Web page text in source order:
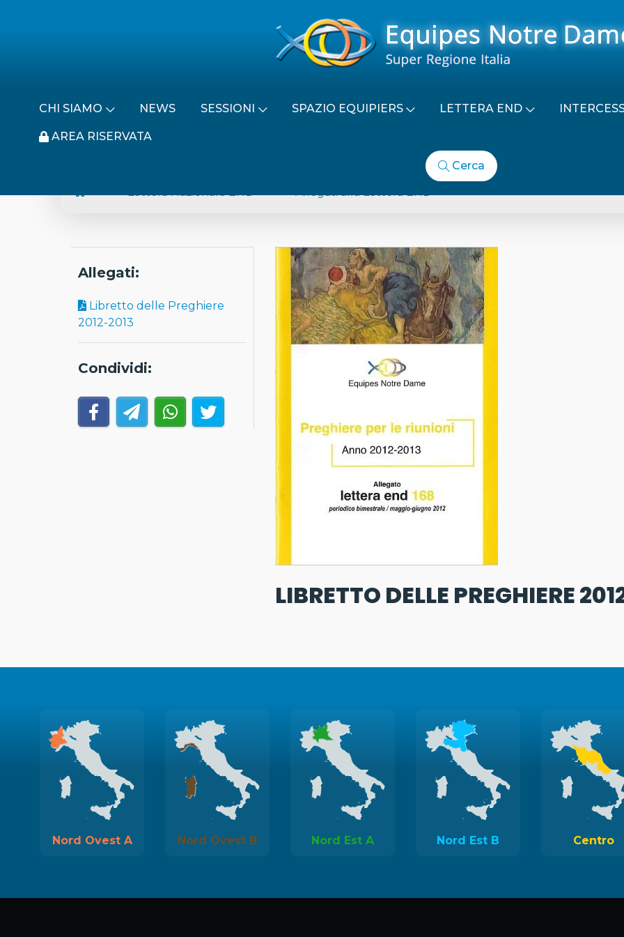
CHI SIAMO NEWS SESSIONI SPAZIO EQUIPIERS LETTERA END
AREA RISERVATA
Cerca
Lettera Nazionale END
Allegati alla Lettera END
Allegati:
Libretto delle Preghiere
2012-2013
Condividi:
LIBRETTO DELLE PREGHIERE
Nord Ovest A Nord Ovest B Nord Est A Nord Est B Centro